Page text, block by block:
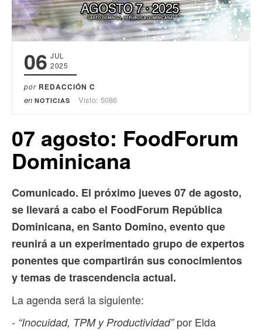
06 JUL
2025
por REDACCIÓN C
en NOTICIAS Visto: 5086
07 agosto: FoodForum
Dominicana
Comunicado. El próximo jueves 07 de agosto,
se llevará a cabo el FoodForum República
Dominicana, en Santo Domino, evento que
reunirá a un experimentado grupo de expertos
ponentes que compartirán sus conocimientos
y temas de trascendencia actual.
La agenda será la siguiente:
- “Inocuidad, TPM y Productividad”por Elda